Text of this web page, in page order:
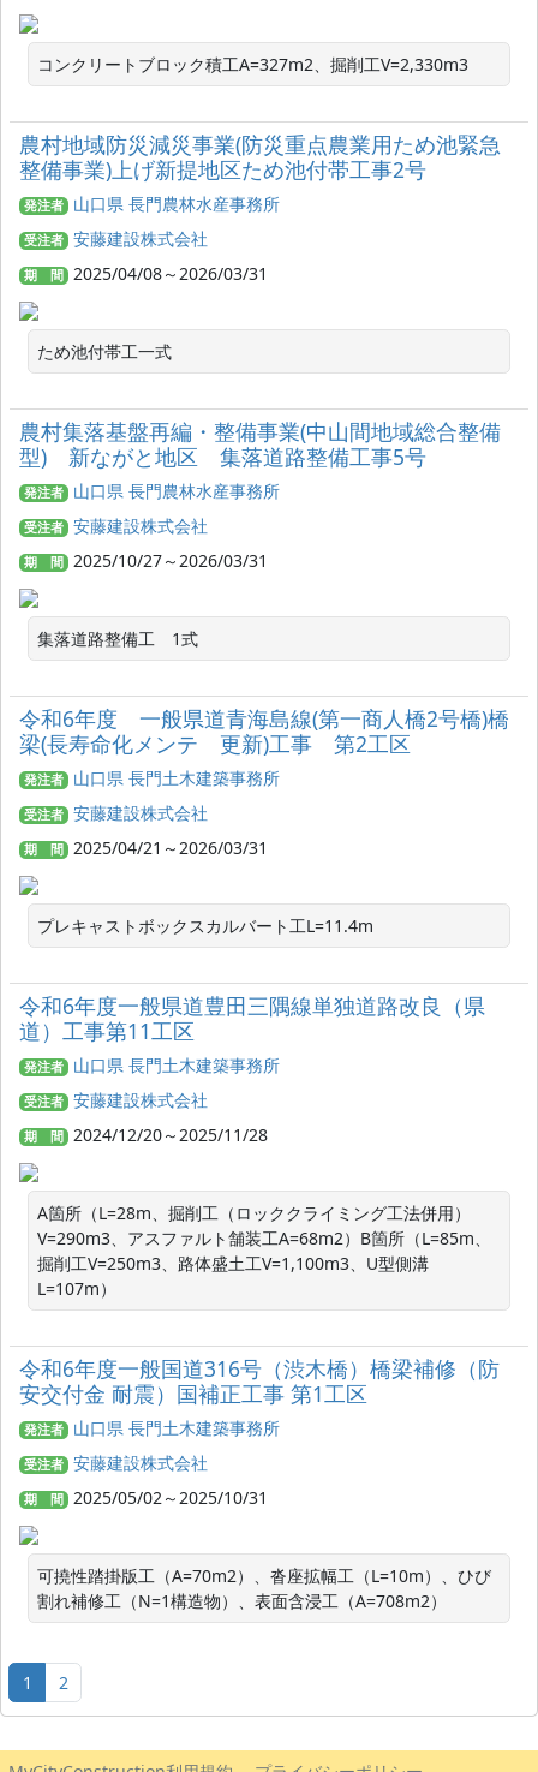
コンクリートブロック積工A=327m2、掘削工V=2,330m3
農村地域防災減災事業(防災重点農業用ため池緊急
整備事業)上げ新提地区ため池付帯工事2号
発注者 山口県 長門農林水産事務所
受注者 安藤建設株式会社
期 間 2025/04/08～2026/03/31
ため池付帯工一式
農村集落基盤再編・整備事業(中山間地域総合整備
型) 新ながと地区 集落道路整備工事5号
発注者 山口県 長門農林水産事務所
受注者 安藤建設株式会社
期 間 2025/10/27～2026/03/31
集落道路整備工　1式
令和6年度 一般県道青海島線(第一商人橋2号橋)橋
梁(長寿命化メンテ 更新)工事 第2工区
発注者 山口県 長門土木建築事務所
受注者 安藤建設株式会社
期 間 2025/04/21～2026/03/31
プレキャストボックスカルバート工L=11.4m
令和6年度一般県道豊田三隅線単独道路改良（県
道）工事第11工区
発注者 山口県 長門土木建築事務所
受注者 安藤建設株式会社
期 間 2024/12/20～2025/11/28
A箇所（L=28m、掘削工（ロッククライミング工法併用）
V=290m3、アスファルト舗装工A=68m2）B箇所（L=85m、
掘削工V=250m3、路体盛土工V=1,100m3、U型側溝
L=107m）
令和6年度一般国道316号（渋木橋）橋梁補修（防
安交付金 耐震）国補正工事 第1工区
発注者 山口県 長門土木建築事務所
受注者 安藤建設株式会社
期 間 2025/05/02～2025/10/31
可撓性踏掛版工（A=70m2）、沓座拡幅工（L=10m）、ひび
割れ補修工（N=1構造物）、表面含浸工（A=708m2）
1 2